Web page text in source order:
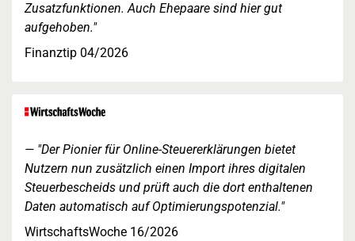
Zusatzfunktionen. Auch Ehepaare sind hier gut
aufgehoben."
Finanztip 04/2026
"Der Pionier für Online-Steuererklärungen bietet
Nutzern nun zusätzlich einen Import ihres digitalen
Steuerbescheids und prüft auch die dort enthaltenen
Daten automatisch auf Optimierungspotenzial."
WirtschaftsWoche 16/2026